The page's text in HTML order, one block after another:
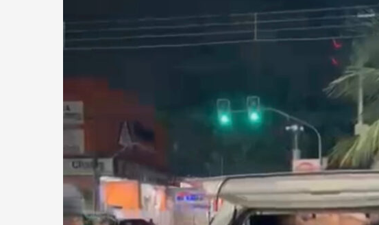
E
DEIXA
CARONA
PRA
SER
PELO
6º
BATALHÃO
COM